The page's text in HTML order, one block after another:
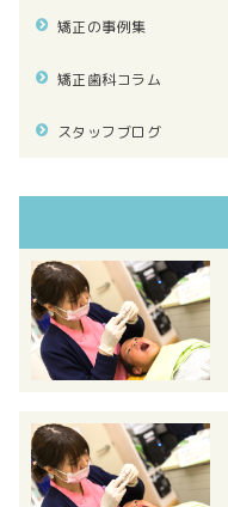
矯正の事例集
矯正歯科コラム
スタッフブログ